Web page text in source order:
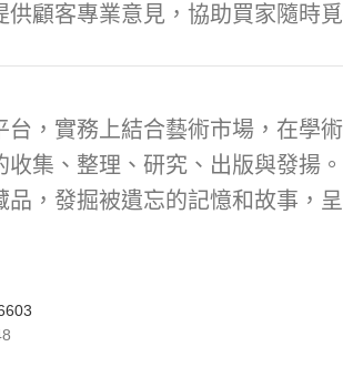
顧客專業意見，協助買家隨時
台，實務上結合藝術市場，在學
集、整理、研究、出版與發揚
，發掘被遺忘的記憶和故事，